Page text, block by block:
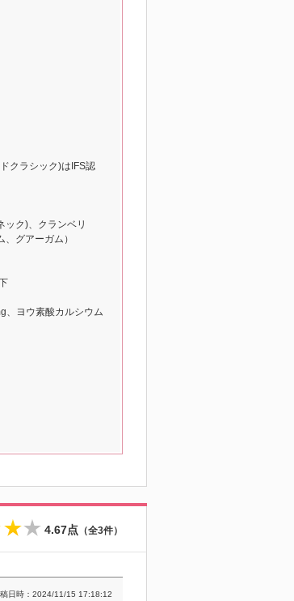
クラシック)はIFS認
ック)、クランベリ
グアーガム）
、ヨウ素酸カルシウム
4.67点 （全3件）
日時：2024/11/15 17:18:12